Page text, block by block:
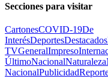
Secciones para visitar
CartonesCOVID-19De
InterésDeportesDestacados
TVGeneralImpreso
ÚltimoNacionalNaturaleza
NacionalPublicidad